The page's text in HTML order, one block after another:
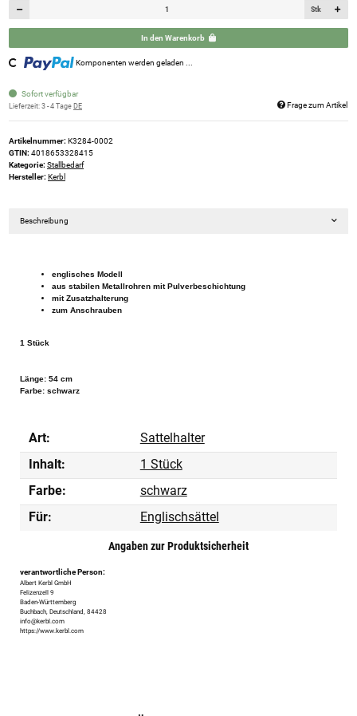
Stk
In den Warenkorb
Loading... Komponenten werden geladen ...
Sofort verfügbar
Lieferzeit: 3 - 4 Tage DE Frage zum Artikel
Artikelnummer: K3284-0002
GTIN: 4018653328415
Kategorie: Stallbedarf
Hersteller: Kerbl
Beschreibung
englisches Modell
aus stabilen Metallrohren mit Pulverbeschichtung
mit Zusatzhalterung
zum Anschrauben
1 Stück
Länge: 54 cm
Farbe: schwarz
Art:
Sattelhalter
Inhalt:
1 Stück
Farbe:
schwarz
Für:
Englischsättel
Angaben zur Produktsicherheit
verantwortliche Person:
Albert Kerbl GmbH
Felizenzell 9
Baden-Württemberg
Buchbach, Deutschland, 84428
info@kerbl.com
https://www.kerbl.com